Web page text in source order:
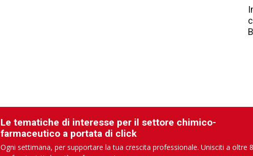
Le tematiche di interesse per il settore chimico-
farmaceutico a portata di click
Ogni settimana, per supportare la tua crescita professionale. Unisciti a oltre